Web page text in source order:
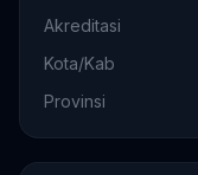
Akreditasi
Kota/Kab
Provinsi